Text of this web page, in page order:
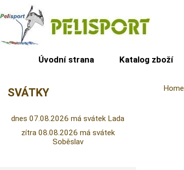
Úvodní strana Katalog zboží
Home
SVÁTKY
dnes 07.08.2026 má svátek Lada
zítra 08.08.2026 má svátek
Soběslav